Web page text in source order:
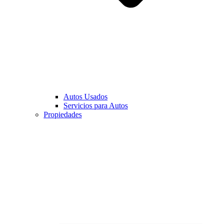
Autos Usados
Servicios para Autos
Propiedades